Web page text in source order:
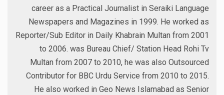
career as a Practical Journalist in Seraiki Language
Newspapers and Magazines in 1999. He worked as
Reporter/Sub Editor in Daily Khabrain Multan from 2001
to 2006. was Bureau Chief/ Station Head Rohi Tv
Multan from 2007 to 2010, he was also Outsourced
Contributor for BBC Urdu Service from 2010 to 2015.
He also worked in Geo News Islamabad as Senior